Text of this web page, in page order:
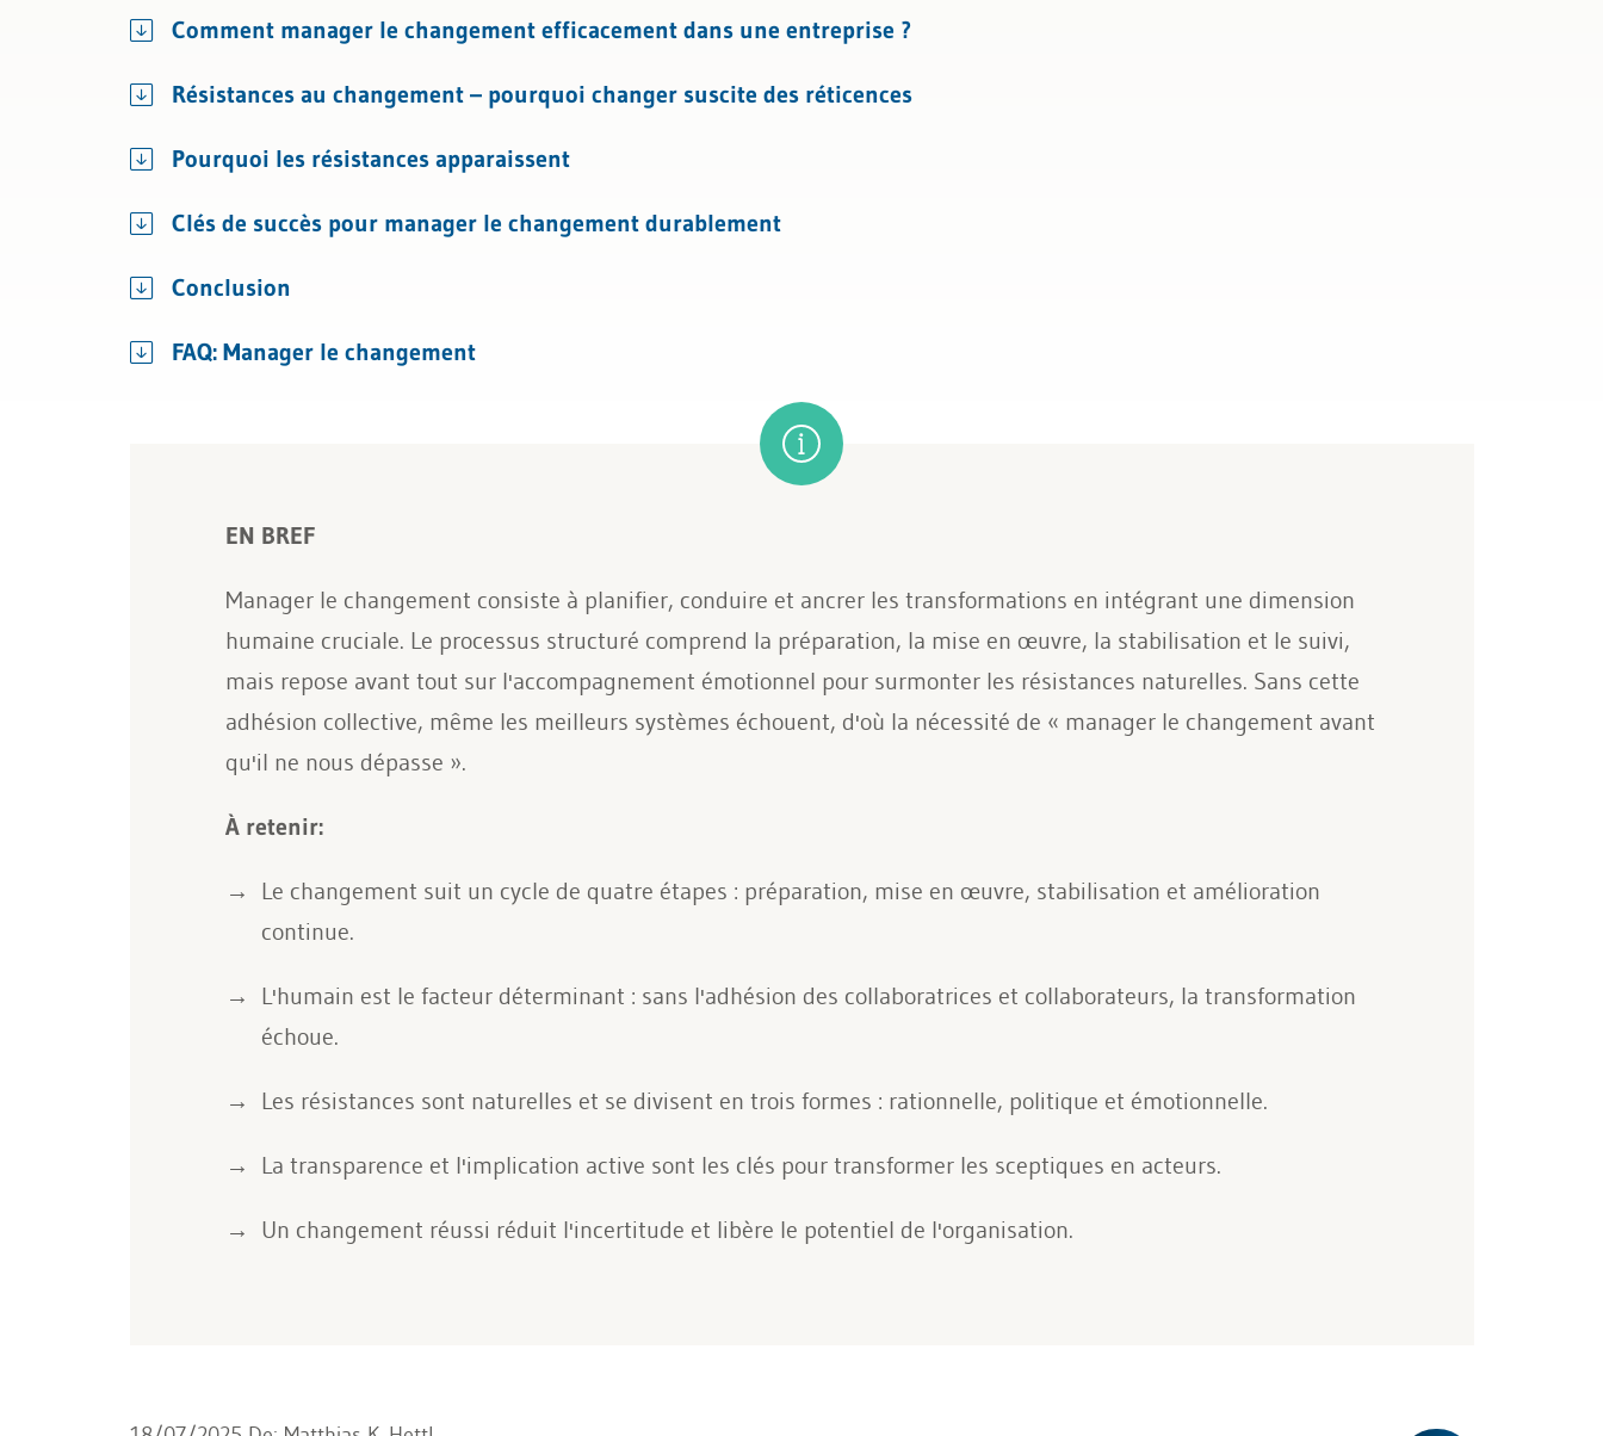
Comment manager le changement efficacement dans une entreprise ?
Résistances au changement – pourquoi changer suscite des réticences
Pourquoi les résistances apparaissent
Clés de succès pour manager le changement durablement
Conclusion
FAQ: Manager le changement
EN BREF
Manager le changement consiste à planifier, conduire et ancrer les transformations en intégrant une dimension
humaine cruciale. Le processus structuré comprend la préparation, la mise en œuvre, la stabilisation et le suivi,
mais repose avant tout sur l'accompagnement émotionnel pour surmonter les résistances naturelles. Sans cette
adhésion collective, même les meilleurs systèmes échouent, d'où la nécessité de « manager le changement avant
qu'il ne nous dépasse ».
À retenir:
Le changement suit un cycle de quatre étapes : préparation, mise en œuvre, stabilisation et amélioration
continue.
L'humain est le facteur déterminant : sans l'adhésion des collaboratrices et collaborateurs, la transformation
échoue.
Les résistances sont naturelles et se divisent en trois formes : rationnelle, politique et émotionnelle.
La transparence et l'implication active sont les clés pour transformer les sceptiques en acteurs.
Un changement réussi réduit l'incertitude et libère le potentiel de l'organisation.